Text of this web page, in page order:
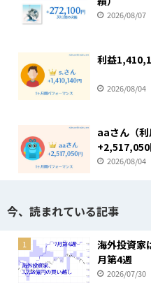
2026/08/07
利益
2026/08/04
aaさん（
+2,517,050
2026/08/04
今、読まれている記事
1
海外投資
月第4週
2026/07/30